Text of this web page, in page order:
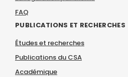
FAQ
PUBLICATIONS ET RECHERCHES
Études et recherches
Publications du CSA
Académique